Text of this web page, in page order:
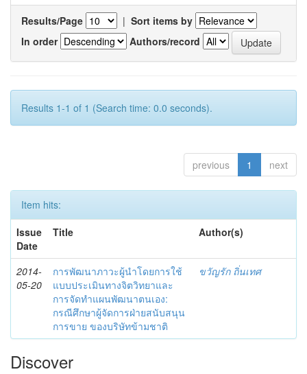
Results/Page | Sort items by
In order
Authors/record
Results 1-1 of 1 (Search time: 0.0 seconds).
previous 1 next
Item hits:
Issue
Date
Title Author(s)
2014-
05-20
การพัฒนาภาวะผู้นำโดยการใช้
แบบประเมินทางจิตวิทยาและ
การจัดทำแผนพัฒนาตนเอง:
กรณีศึกษาผู้จัดการฝ่ายสนับสนุน
การขาย ของบริษัทข้ามชาติ
ขวัญรัก ถิ่นเทศ
Discover